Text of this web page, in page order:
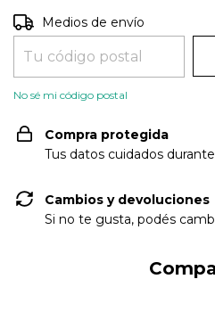
Entregas para el CP:
Medios de envío
No sé mi código postal
Compra protegida
Tus datos cuidados
Cambios y devoluciones
Si no te gusta, podés